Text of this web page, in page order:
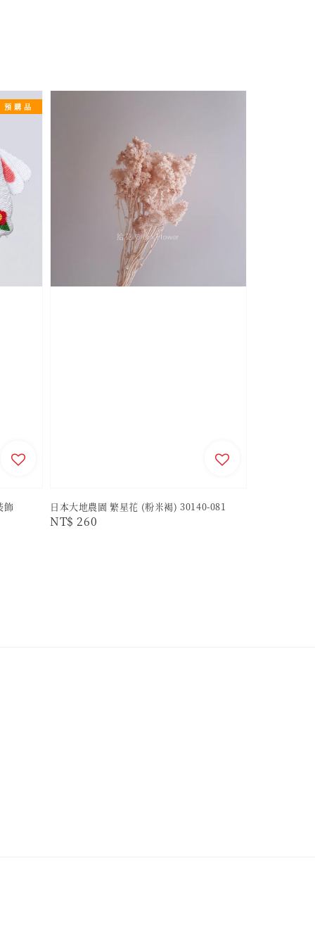
預 購 品
飾 日本大地農園 繁星花 (粉米褐) 30140-081
Regular
NT$ 260